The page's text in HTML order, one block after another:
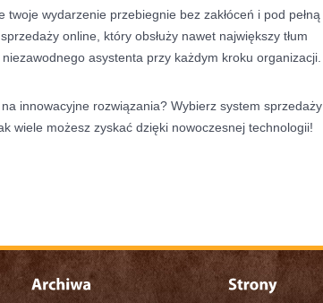
twoje wydarzenie przebiegnie bez zakłóceń i pod pełną
online, który obsłuży nawet największy tłum
asystenta przy każdym kroku organizacji.
innowacyjne rozwiązania? Wybierz system sprzedaży
wiele możesz zyskać dzięki nowoczesnej technologii!